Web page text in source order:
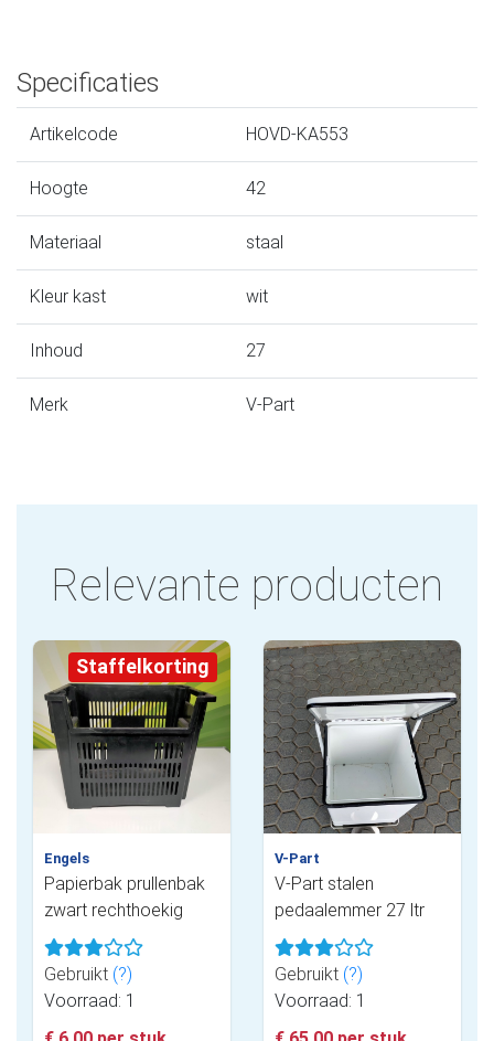
Specificaties
Artikelcode HOVD-KA553
Hoogte 42
Materiaal staal
Kleur kast wit
Inhoud 27
Merk V-Part
Relevante producten
Staffelkorting
Engels
Papierbak prullenbak
zwart rechthoekig
Gebruikt (?)
Voorraad: 1
V-Part
V-Part stalen
pedaalemmer 27 ltr
Gebruikt (?)
Voorraad: 1